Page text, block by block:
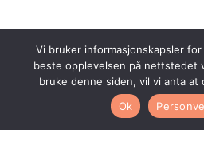
© 2026 Undervisningsbyen AS.
Vi bruker informasjonskapsler
beste opplevelsen på nettstedet
bruke denne siden, vil vi anta at
Ok